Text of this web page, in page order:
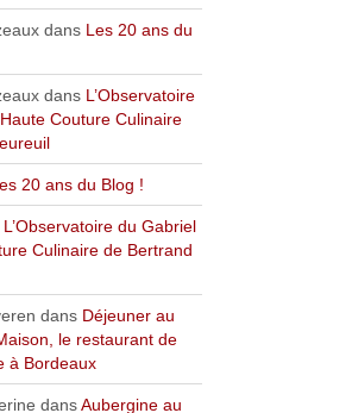
dans Les 20 ans du
dans L’Observatoire
Couture Culinaire
20 ans du Blog !
L’Observatoire du Gabriel
Culinaire de Bertrand
dans Déjeuner au
le restaurant de
à Bordeaux
dansAubergine au